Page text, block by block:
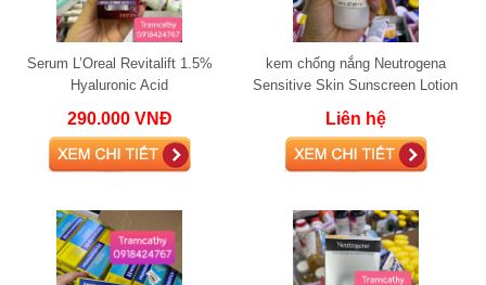
Serum L’Oreal Revitalift 1.5%
Hyaluronic Acid
290.000 VNĐ
kem chống nắng Neutrogena
Sensitive Skin Sunscreen Lotion
Liên hệ